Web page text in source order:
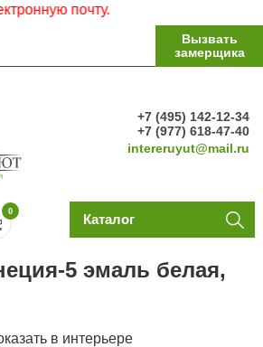
почту.
Вызвать
замерщика
+7 (495) 142-12-34
+7 (977) 618-47-40
intereruyut@mail.ru
0 Каталог
5 эмаль белая,
в интерьере